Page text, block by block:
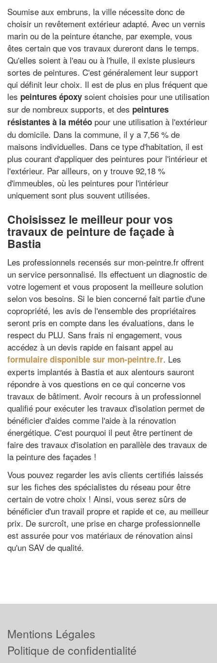
Soumise aux embruns, la ville nécessite donc de
choisir un revêtement extérieur adapté. Avec un vernis
marin ou de la peinture étanche, par exemple, vous
êtes certain que vos travaux dureront dans le temps.
Qu'elles soient à l'eau ou à l'huile, il existe plusieurs
sortes de peintures. C'est généralement leur support
qui définit leur choix. Il est de plus en plus fréquent que
les peintures époxy soient choisies pour une utilisation
sur de nombreux supports, et des peintures
résistantes à la météo pour une utilisation à l'extérieur
du domicile. Dans la commune, il y a 7,56 % de
maisons individuelles. Dans ce type d'habitation, il est
plus courant d'appliquer des peintures pour l'intérieur et
l'extérieur. Par ailleurs, on y trouve 92,18 %
d'immeubles, où les peintures pour l'intérieur
uniquement sont plus souvent utilisées.
Choisissez le meilleur pour vos
travaux de peinture de façade à
Bastia
Les professionnels recensés sur mon-peintre.fr offrent
un service personnalisé. Ils effectuent un diagnostic de
votre logement et vous proposent la meilleure solution
selon vos besoins. Si le bien concerné fait partie d'une
copropriété, les avis de l'ensemble des propriétaires
seront pris en compte dans les évaluations, dans le
respect du PLU. Sans frais ni engagement, vous
accédez à un devis rapide en faisant appel au
formulaire disponible sur mon-peintre.fr. Les
experts implantés à Bastia et aux alentours sauront
répondre à vos questions en ce qui concerne vos
travaux de bâtiment. Avoir recours à un professionnel
qualifié pour exécuter les travaux d'isolation permet de
bénéficier d'aides comme l'aide à la rénovation
énergétique. C'est pourquoi il peut être pertinent de
faire des travaux d'isolation en parallèle des travaux de
la peinture des façades !
Vous pouvez regarder les avis clients certifiés laissés
sur les fiches des spécialistes du réseau pour être
certain de votre choix ! Ainsi, vous serez sûrs de
bénéficier d'un travail propre et rapide et ce, au meilleur
prix. De surcroît, une prise en charge professionnelle
est assurée pour vos matériaux de rénovation ainsi
qu'un SAV de qualité.
Mentions Légales
Politique de confidentialité